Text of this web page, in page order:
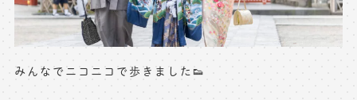
みんなでニコニコで歩きました👟